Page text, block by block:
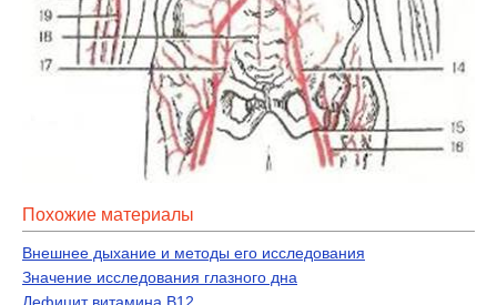
Похожие материалы
Внешнее дыхание и методы его исследования
Значение исследования глазного дна